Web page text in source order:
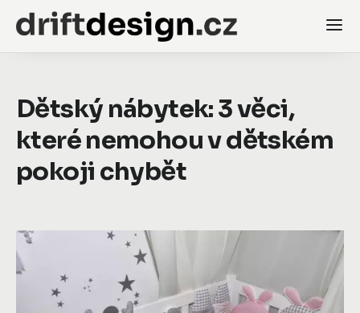
Dětský nábytek: 3 věci,
které nemohou v dětském
pokoji chybět